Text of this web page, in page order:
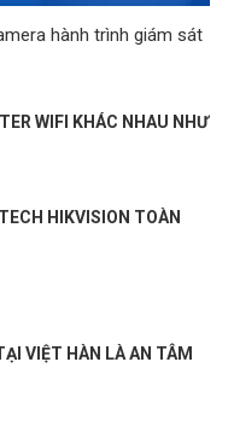
hành trình giám sát
WIFI KHÁC NHAU NHƯ
HIKVISION TOÀN
VIỆT HÀN LÀ AN TÂM